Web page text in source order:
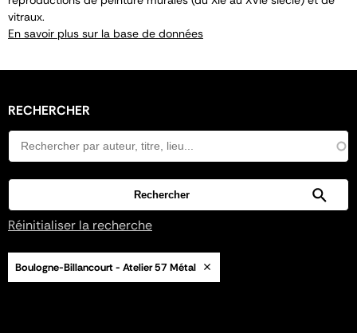
vitraux.
En savoir plus sur la base de données
RECHERCHER
Réinitialiser la recherche
Boulogne-Billancourt - Atelier 57 Métal